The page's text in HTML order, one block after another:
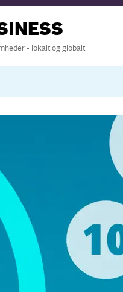
- lokalt og globalt
International økonomi